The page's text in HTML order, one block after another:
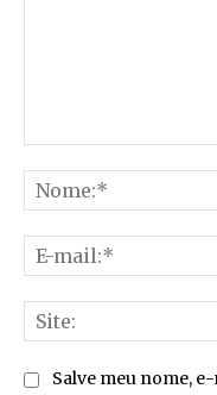
Salve meu nome,